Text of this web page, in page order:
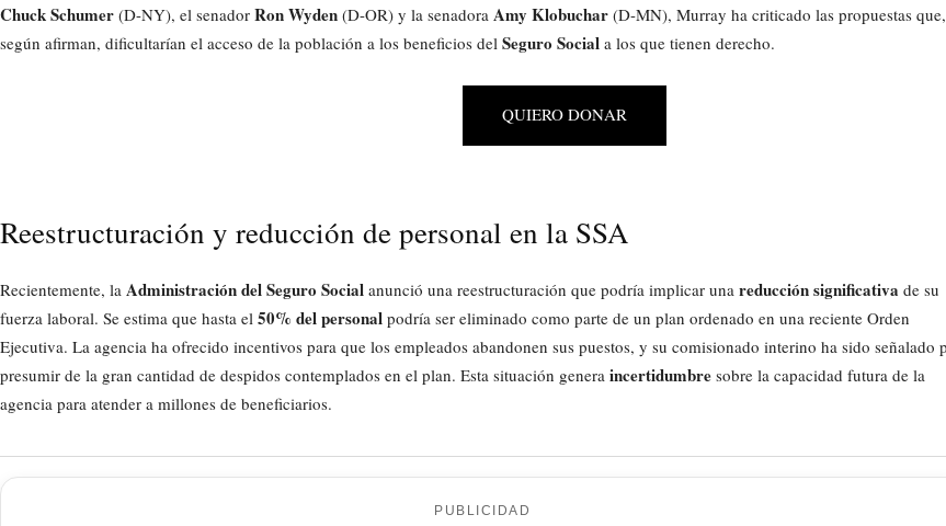
Chuck Schumer (D-NY), el senador Ron Wyden (D-OR) y la senadora Amy Klobuchar (D-MN), Murray ha criticado las propuestas que,
según afirman, dificultarían el acceso de la población a los beneficios del Seguro Social a los que tienen derecho.
QUIERO DONAR
Reestructuración y reducción de personal en la SSA
Recientemente, la Administración del Seguro Social anunció una reestructuración que podría implicar una reducción significativa de su
fuerza laboral. Se estima que hasta el 50% del personal podría ser eliminado como parte de un plan ordenado en una reciente Orden
Ejecutiva. La agencia ha ofrecido incentivos para que los empleados abandonen sus puestos, y su comisionado interino ha sido señalado
presumir de la gran cantidad de despidos contemplados en el plan. Esta situación genera incertidumbre sobre la capacidad futura de la
agencia para atender a millones de beneficiarios.
PUBLICIDAD